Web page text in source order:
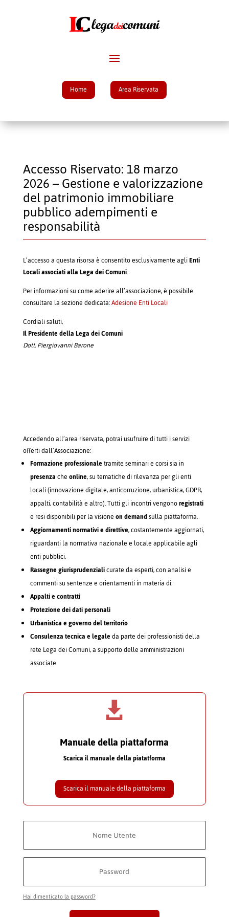
Home Area Riservata
Accesso Riservato: 18 marzo
2026 – Gestione e valorizzazione
del patrimonio immobiliare
pubblico adempimenti e
responsabilità
L’accesso a questa risorsa è consentito esclusivamente agliEnti
Locali associati alla Lega dei Comuni.
Per informazioni su come aderire all’associazione, è possibile
consultare la sezione dedicata:Adesione Enti Locali
Cordiali saluti,
Il Presidente della Lega dei Comuni
Dott. Piergiovanni Barone
Accedendo all’area riservata, potrai usufruire di tutti i servizi
offerti dall’Associazione:
Formazione professionaletramite seminari e corsi sia in
presenzacheonline, su tematiche di rilevanza per gli enti
locali (innovazione digitale, anticorruzione, urbanistica, GDPR,
appalti, contabilità e altro). Tutti gli incontri vengonoregistrati
e resi disponibili per la visioneon demandsulla piattaforma.
Aggiornamenti normativi e direttive, costantemente aggiornati,
riguardanti la normativa nazionale e locale applicabile agli
enti pubblici.
Rassegne giurisprudenzialicurate da esperti, con analisi e
commenti su sentenze e orientamenti in materia di:
Appalti e contratti
Protezione dei dati personali
Urbanistica e governo del territorio
Consulenza tecnica e legaleda parte dei professionisti della
rete Lega dei Comuni, a supporto delle amministrazioni
associate.

Manuale della piattaforma
Scarica il manuale della piatatforma
Scarica il manuale della piattaforma
Hai dimenticato la password?